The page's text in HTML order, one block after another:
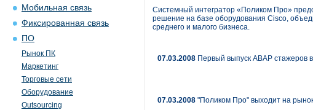
Мобильная связь
Фиксированная связь
ПО
Рынок ПК
Маркетинг
Торговые сети
Оборудование
Outsourcing
Системный интегратор «Поликом Про»
решение на базе оборудования Cisco,
среднего и малого бизнеса.
07.03.2008 Первый выпуск ABAP стажеров
07.03.2008 "Поликом Про" выходит на